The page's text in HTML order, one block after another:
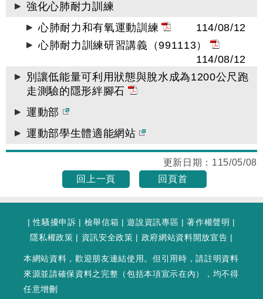
強化心肺耐力訓練
心肺耐力和有氧運動訓練
114/08/12
心肺耐力訓練研習講義（991113）
114/08/12
別讓低能量可利用狀態與脫水成為1200公尺跑
走測驗的隱形絆腳石
運動部
運動部學生體適能網站
更新日期： 115/05/08
回上一頁
回頁首
|性騷擾申訴 | 檢舉信箱 |遊說資訊專區 |著作權聲明 |
隱私權政策 | 資訊安全政策 | 政府網站資料開放宣告 |
本網站資料，歡迎朋友連結使用。但引用時，請註明資料
來源並請確保資料之完整（包括本項宣示在內），均不得
任意增刪